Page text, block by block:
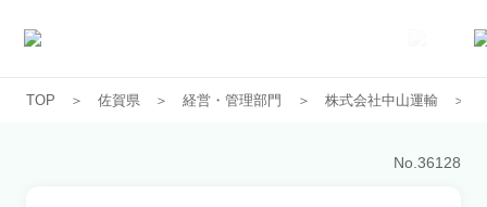
求人一覧
TOP 佐賀県 経営・管理部門 株式会社中山運輸
No.36128